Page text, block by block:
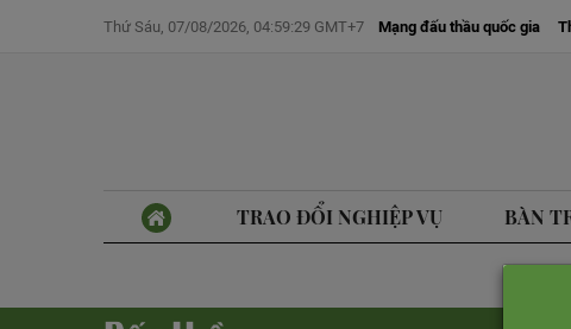
Thứ Sáu, 07/08/2026, 04:59:29 GMT+7 Mạng đấu thầu quốc gia
TRAO ĐỔI NGHIỆP VỤ BÀN